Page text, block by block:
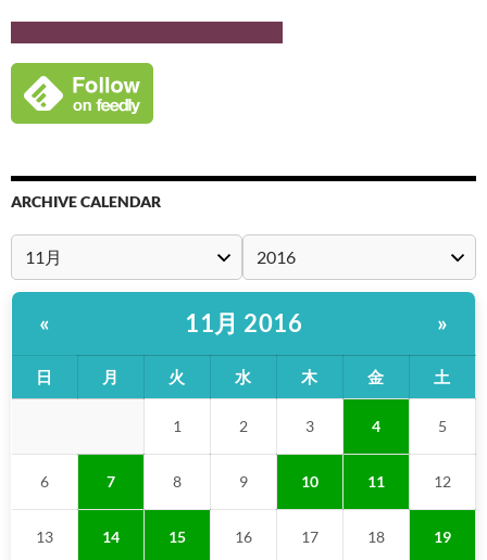
ARCHIVE CALENDAR
« 11月 2016 »
日 月 火 水 木 金 土
1 2 3 4 5
6 7 8 9 10 11 12
13 14 15 16 17 18 19